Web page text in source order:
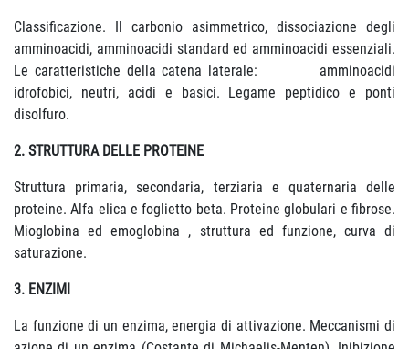
Classificazione. Il carbonio asimmetrico, dissociazione degli
amminoacidi, amminoacidi standard ed amminoacidi essenziali.
Le caratteristiche della catena laterale: amminoacidi
idrofobici, neutri, acidi e basici. Legame peptidico e ponti
disolfuro.
2. STRUTTURA DELLE PROTEINE
Struttura primaria, secondaria, terziaria e quaternaria delle
proteine. Alfa elica e foglietto beta. Proteine globulari e fibrose.
Mioglobina ed emoglobina , struttura ed funzione, curva di
saturazione.
3. ENZIMI
La funzione di un enzima, energia di attivazione. Meccanismi di